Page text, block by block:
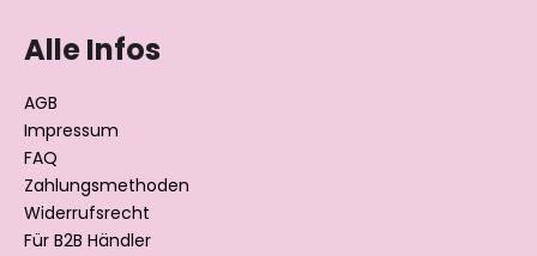
Alle Infos
AGB
Impressum
FAQ
Zahlungsmethoden
Widerrufsrecht
Für B2B Händler